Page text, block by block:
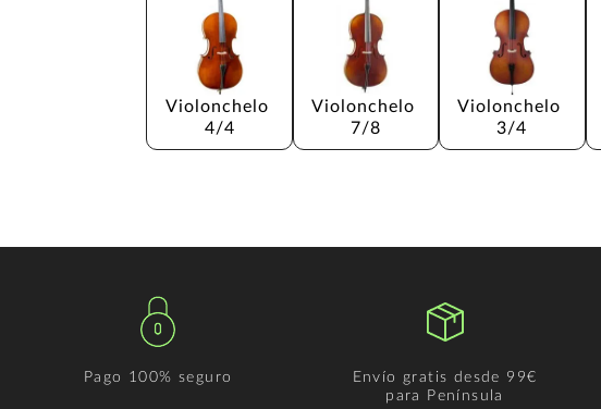
Violonchelo
4/4
Violonchelo
7/8
Violonchelo
3/4
Pago 100% seguro
Envío gratis desde 99€
para Península